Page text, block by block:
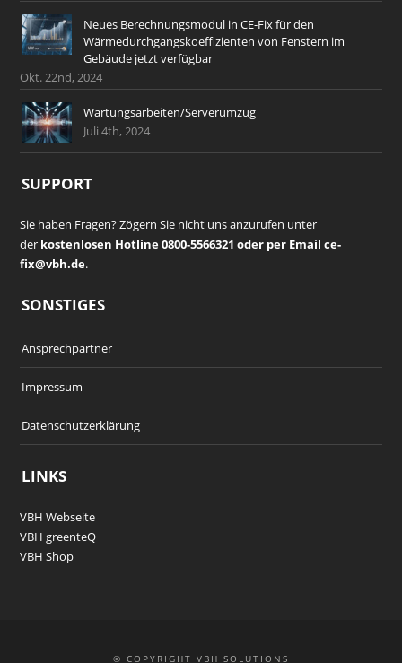
Neues Berechnungsmodul in CE-Fix für den
Wärmedurchgangskoeffizienten von Fenstern im
Gebäude jetzt verfügbar
Okt. 22nd, 2024
Wartungsarbeiten/Serverumzug
Juli 4th, 2024
SUPPORT
Sie haben Fragen? Zögern Sie nicht uns anzurufen unter
der kostenlosen Hotline 0800-5566321 oder per Email ce-
fix@vbh.de.
SONSTIGES
Ansprechpartner
Impressum
Datenschutzerklärung
LINKS
VBH Webseite
VBH greenteQ
VBH Shop
© COPYRIGHT VBH SOLUTIONS